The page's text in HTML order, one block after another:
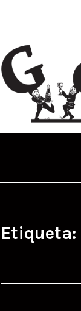
Etiqueta: